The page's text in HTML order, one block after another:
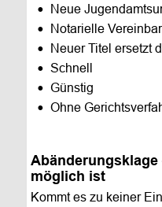
• Neue
• Notarielle
• Neuer Titel ersetzt
• Schnell
• Günstig
• Ohne
möglich ist
Kommt es zu keiner